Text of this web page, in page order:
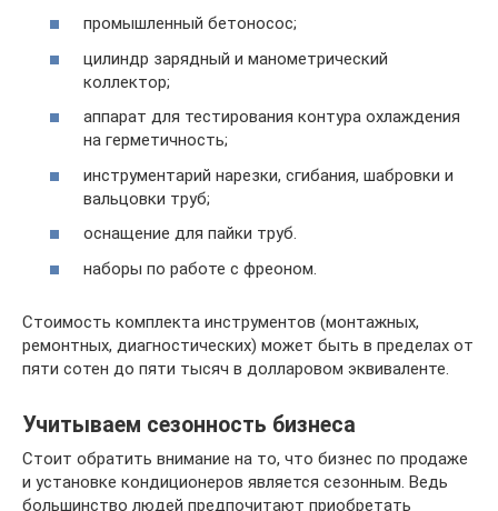
промышленный бетоносос;
цилиндр зарядный и манометрический
коллектор;
аппарат для тестирования контура охлаждения
на герметичность;
инструментарий нарезки, сгибания, шабровки и
вальцовки труб;
оснащение для пайки труб.
наборы по работе с фреоном.
Стоимость комплекта инструментов (монтажных,
ремонтных, диагностических) может быть в пределах от
пяти сотен до пяти тысяч в долларовом эквиваленте.
Учитываем сезонность бизнеса
Стоит обратить внимание на то, что бизнес по продаже
и установке кондиционеров является сезонным. Ведь
большинство людей предпочитают приобретать